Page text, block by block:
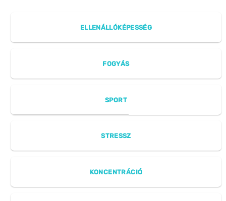
ELLENÁLLÓKÉPESSÉG
FOGYÁS
SPORT
STRESSZ
KONCENTRÁCIÓ